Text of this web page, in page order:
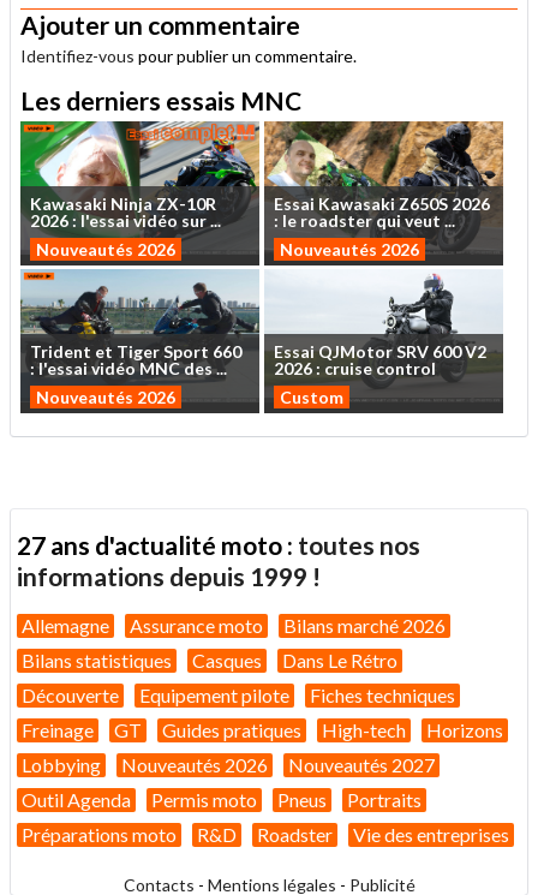
Ajouter un commentaire
Identifiez-vous pour publier un commentaire.
Les derniers essais MNC
Kawasaki NinjaZX-10R
2026: l'essaividéo sur...
Nouveautés 2026
Essai KawasakiZ650S 2026
: le roadsterquiveut ...
Nouveautés 2026
Trident et TigerSport 660
: l'essaividéoMNCdes...
Nouveautés 2026
EssaiQJMotorSRV 600V2
2026 : cruise control
Custom
27 ans d'actualité moto : toutes nos
informations depuis 1999 !
Allemagne Assurance moto
Bilans marché 2026
Bilans statistiques
Casques
Dans Le Rétro
Découverte
Equipement pilote
Fiches techniques
Freinage
GT Guides pratiques High-tech
Horizons
Lobbying
Nouveautés 2026
Nouveautés 2027
Outil Agenda
Permis moto Pneus
Portraits
Préparations moto
R&D Roadster Vie des entreprises
Contacts - Mentions légales - Publicité